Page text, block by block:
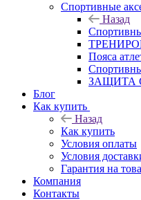
Спортивные
Назад
Пояса
ЗАЩИТА
Блог
Как купить
Назад
Как купить
Условия оплаты
Условия
Гарантия на
Компания
Контакты